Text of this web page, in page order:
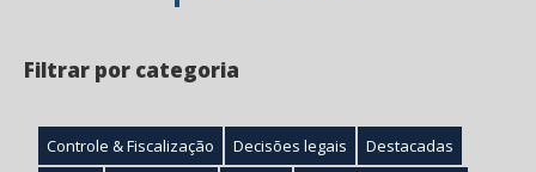
Filtrar por categoria
Controle & Fiscalização Decisões legais
Destacadas